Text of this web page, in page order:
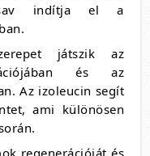
indítja el a
játszik az
és az
Az izoleucin segít
ami különösen
regenerációját és